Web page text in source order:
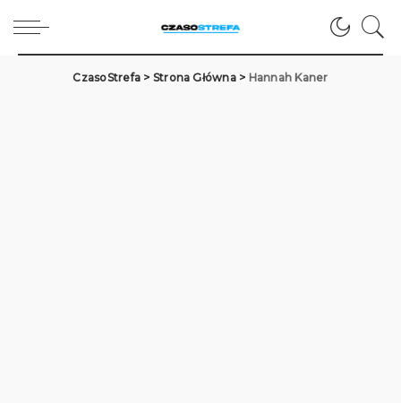
CzasoStrefa > Strona Główna> Hannah Kaner